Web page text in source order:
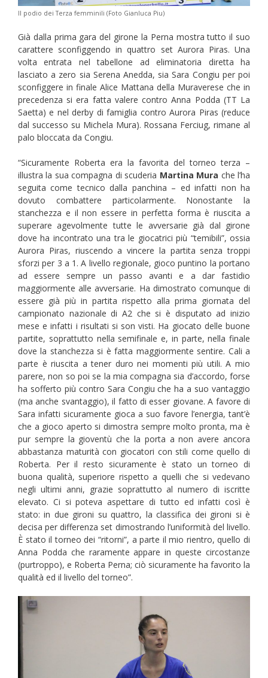
Il podio dei Terza femminili (Foto Gianluca Piu)
Già dalla prima gara del girone la Perna mostra tutto il suo
carattere sconfiggendo in quattro set Aurora Piras. Una
volta entrata nel tabellone ad eliminatoria diretta ha
lasciato a zero sia Serena Anedda, sia Sara Congiu per poi
sconfiggere in finale Alice Mattana della Muraverese che in
precedenza si era fatta valere contro Anna Podda (TT La
Saetta) e nel derby di famiglia contro Aurora Piras (reduce
dal successo su Michela Mura). Rossana Ferciug, rimane al
palo bloccata da Congiu.
“Sicuramente Roberta era la favorita del torneo terza –
illustra la sua compagna di scuderia Martina Mura che l’ha
seguita come tecnico dalla panchina – ed infatti non ha
dovuto combattere particolarmente. Nonostante la
stanchezza e il non essere in perfetta forma è riuscita a
superare agevolmente tutte le avversarie già dal girone
dove ha incontrato una tra le giocatrici più “temibili”, ossia
Aurora Piras, riuscendo a vincere la partita senza troppi
sforzi per 3 a 1. A livello regionale, gioco puntino la portano
ad essere sempre un passo avanti e a dar fastidio
maggiormente alle avversarie. Ha dimostrato comunque di
essere già più in partita rispetto alla prima giornata del
campionato nazionale di A2 che si è disputato ad inizio
mese e infatti i risultati si son visti. Ha giocato delle buone
partite, soprattutto nella semifinale e, in parte, nella finale
dove la stanchezza si è fatta maggiormente sentire. Cali a
parte è riuscita a tener duro nei momenti più utili. A mio
parere, non so poi se la mia compagna sia d’accordo, forse
ha sofferto più contro Sara Congiu che ha a suo vantaggio
(ma anche svantaggio), il fatto di esser giovane. A favore di
Sara infatti sicuramente gioca a suo favore l’energia, tant’è
che a gioco aperto si dimostra sempre molto pronta, ma è
pur sempre la gioventù che la porta a non avere ancora
abbastanza maturità con giocatori con stili come quello di
Roberta. Per il resto sicuramente è stato un torneo di
buona qualità, superiore rispetto a quelli che si vedevano
negli ultimi anni, grazie soprattutto al numero di iscritte
elevato. Ci si poteva aspettare di tutto ed infatti così è
stato: in due gironi su quattro, la classifica dei gironi si è
decisa per differenza set dimostrando l’uniformità del livello.
È stato il torneo dei “ritorni”, a parte il mio rientro, quello di
Anna Podda che raramente appare in queste circostanze
(purtroppo), e Roberta Perna; ciò sicuramente ha favorito la
qualità ed il livello del torneo”.